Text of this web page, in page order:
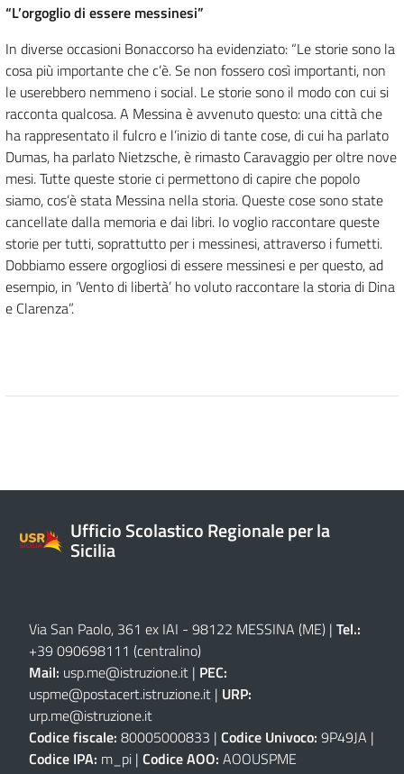
“L’orgoglio di essere messinesi”
In diverse occasioni Bonaccorso ha evidenziato: “Le storie sono la
cosa più importante che c’è. Se non fossero così importanti, non
le userebbero nemmeno i social. Le storie sono il modo con cui si
racconta qualcosa. A Messina è avvenuto questo: una città che
ha rappresentato il fulcro e l’inizio di tante cose, di cui ha parlato
Dumas, ha parlato Nietzsche, è rimasto Caravaggio per oltre nove
mesi. Tutte queste storie ci permettono di capire che popolo
siamo, cos’è stata Messina nella storia. Queste cose sono state
cancellate dalla memoria e dai libri. Io voglio raccontare queste
storie per tutti, soprattutto per i messinesi, attraverso i fumetti.
Dobbiamo essere orgogliosi di essere messinesi e per questo, ad
esempio, in ‘Vento di libertà’ ho voluto raccontare la storia di Dina
e Clarenza”.
Ufficio Scolastico Regionale per la
Sicilia
Via San Paolo, 361 ex IAI - 98122 MESSINA (ME) | Tel.:
+39 090698111 (centralino)
Mail: usp.me@istruzione.it | PEC:
uspme@postacert.istruzione.it | URP:
urp.me@istruzione.it
Codice fiscale: 80005000833 | Codice Univoco: 9P49JA |
Codice IPA: m_pi | Codice AOO: AOOUSPME